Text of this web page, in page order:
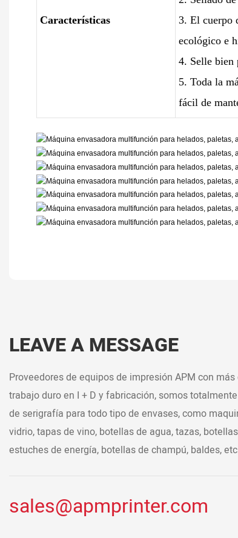
Características
3. El cuerpo
ecológico e
4. Selle bien
5. Toda la
fácil de
LEAVE A MESSAGE
Proveedores de equipos de impresión APM con
trabajo duro en I + D y fabricación, somos
de serigrafía para todo tipo de envases, como
vidrio, tapas de vino, botellas de agua, tazas,
estuches de energía, botellas de champú, baldes,
sales@apmprinter.com